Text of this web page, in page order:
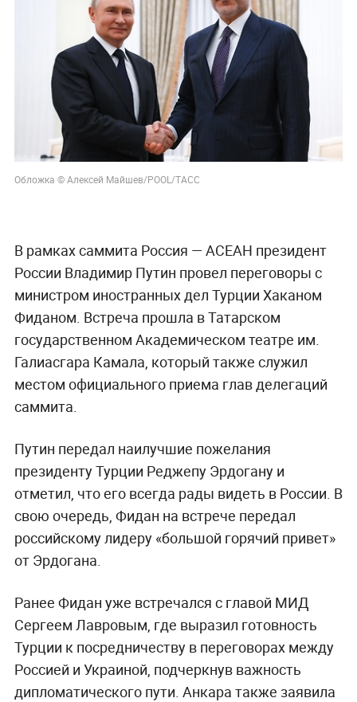
Обложка © Алексей Майшев/POOL/ТАСС
В рамках саммита Россия — АСЕАН президент
России Владимир Путин провел переговоры с
министром иностранных дел Турции Хаканом
Фиданом. Встреча прошла в Татарском
государственном Академическом театре им.
Галиасгара Камала, который также служил
местом официального приема глав делегаций
саммита.
Путин передал наилучшие пожелания
президенту Турции Реджепу Эрдогану и
отметил, что его всегда рады видеть в России. В
свою очередь, Фидан на встрече передал
российскому лидеру «большой горячий привет»
от Эрдогана.
Ранее Фидан уже встречался с главой МИД
Сергеем Лавровым, где выразил готовность
Турции к посредничеству в переговорах между
Россией и Украиной, подчеркнув важность
дипломатического пути. Анкара также заявила